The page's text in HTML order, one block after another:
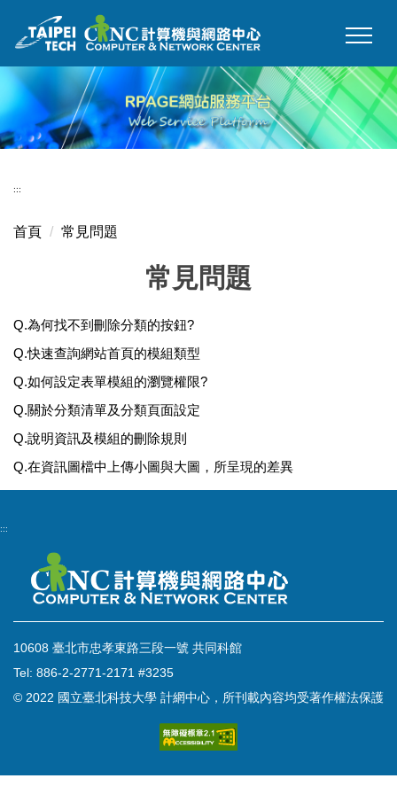
到
要
內
區
:::
首頁 常見問題
常見問題
Q.為何找不到刪除分類的按鈕?
Q.快速查詢網站首頁的模組類型
Q.如何設定表單模組的瀏覽權限?
Q.關於分類清單及分類頁面設定
Q.說明資訊及模組的刪除規則
Q.在資訊圖檔中上傳小圖與大圖，所呈現的差異
:::
10608 臺北市忠孝東路三段一號 共同科館
Tel: 886-2-2771-2171 #3235
© 2022 國立臺北科技大學 計網中心，所刊載內容均受著作權法保護